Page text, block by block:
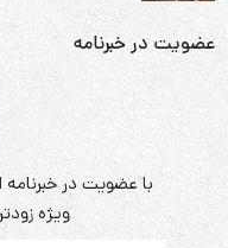
عضویت در خبرنامه
با عضویت در
ویژه